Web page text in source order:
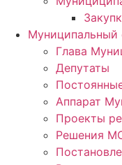
Муниципальный
Глава
Депутаты
Аппарат
Проекты
Решения